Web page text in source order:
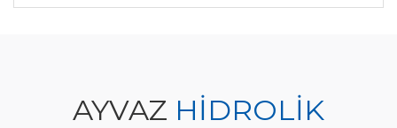
AYVAZ HİDROLİK